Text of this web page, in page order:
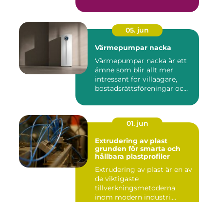
05. jun
Värmepumpar nacka
Värmepumpar nacka är ett
ämne som blir allt mer
intressant för villaägare,
bostadsrättsföreningar oc...
01. jun
Extrudering av plast
grunden för smarta och
hållbara plastprofiler
Extrudering av plast är en av
de viktigaste
tillverkningsmetoderna
inom modern industri.